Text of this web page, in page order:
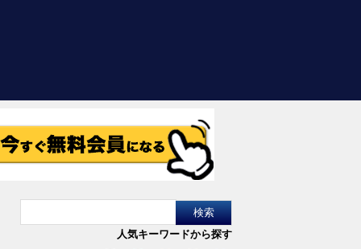
人気キーワードから探す